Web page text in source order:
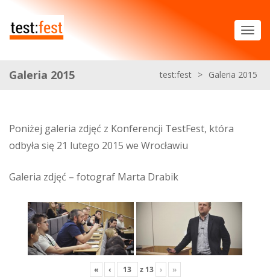
Galeria 2015 test:fest > Galeria 2015
Poniżej galeria zdjęć z Konferencji TestFest, która
odbyła się 21 lutego 2015 we Wrocławiu
Galeria zdjęć – fotograf Marta Drabik
« ‹ z 13 › »